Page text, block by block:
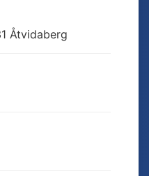
Åtvidaberg